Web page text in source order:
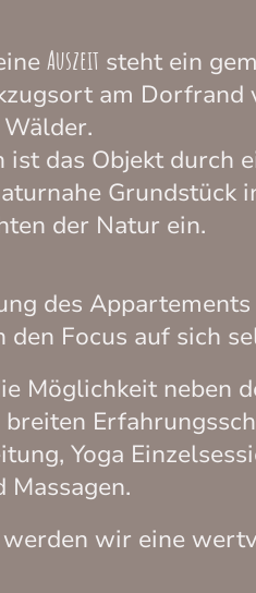
Auszeit steht ein
am
ist das Objekt durch
Grundstück
der Natur ein.
des
den Focus auf sich
Möglichkeit neben
Yoga
Massagen.
werden wir eine